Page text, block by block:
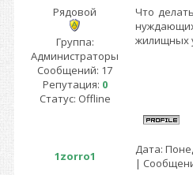
Рядовой
Группа:
Администраторы
Сообщений: 17
Репутация: 0
Статус: Offline
Что
жилищных
1zorro1
Дата:
|